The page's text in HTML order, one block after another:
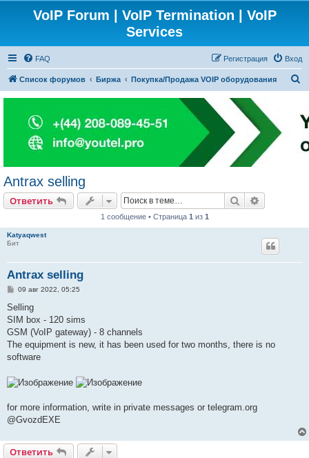
VoIP Forum | VoIP Termination | VoIP
Services
FAQ Вход
Регистрация
Список форумов Биржа Покупка/Продажа VOIP оборудования
с
к
Antrax selling
Ответить Поиск
1 сообщение • Страница 1 из 1
Katyaqwest
Бит
Antrax selling
С
о
щ
е
и
е
09 авг 2022, 05:25
Selling
SIM box - 120 sims
GSM (VoIP gateway) - 8 channels
The equipment is new, it has been used for two months, there is no
software
for more information, write in private messages or telegram.org
@GvozdEXE
Ответить